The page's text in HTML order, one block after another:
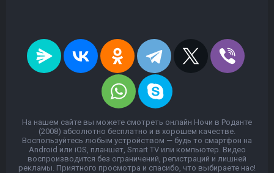
На нашем сайте вы можете смотреть онлайн Ночи в Роданте
(2008) абсолютно бесплатно и в хорошем качестве.
Воспользуйтесь любым устройством — будь то смартфон на
Android или iOS, планшет, Smart TV или компьютер. Видео
воспроизводится без ограничений, регистраций и лишней
рекламы. Приятного просмотра и спасибо, что выбираете нас!